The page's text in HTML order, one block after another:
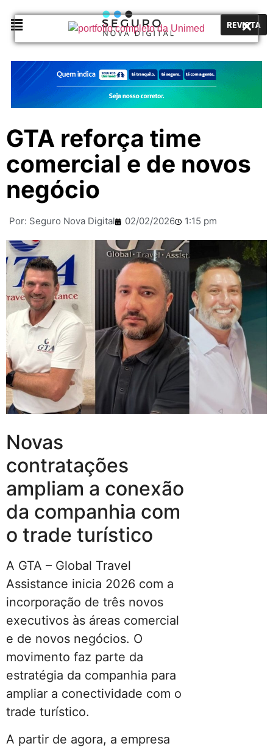
REVISTA
GTA reforça time
comercial e de novos
negócio
Por: Seguro Nova Digital 02/02/2026 1:15 pm
Novas
contratações
ampliam a conexão
da companhia com
o trade turístico
A GTA – Global Travel
Assistance inicia 2026 com a
incorporação de três novos
executivos às áreas comercial
e de novos negócios. O
movimento faz parte da
estratégia da companhia para
ampliar a conectividade com o
trade turístico.
A partir de agora, a empresa